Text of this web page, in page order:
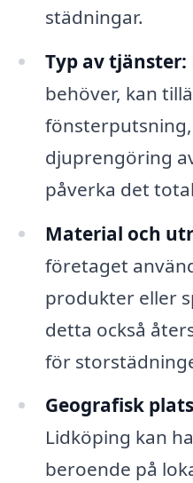
städningar.
Typ av tjänster:
behöver, kan
djuprengöring
påverka det
Material och
företaget
produkter eller
detta också
för
Geografisk
Lidköping kan
beroende på